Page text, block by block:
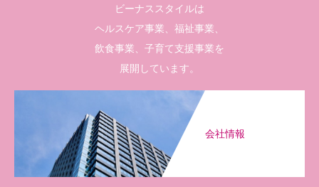
ビーナススタイルは
ヘルスケア事業、福祉事業、
飲食事業、子育て支援事業を
展開しています。
会社情報